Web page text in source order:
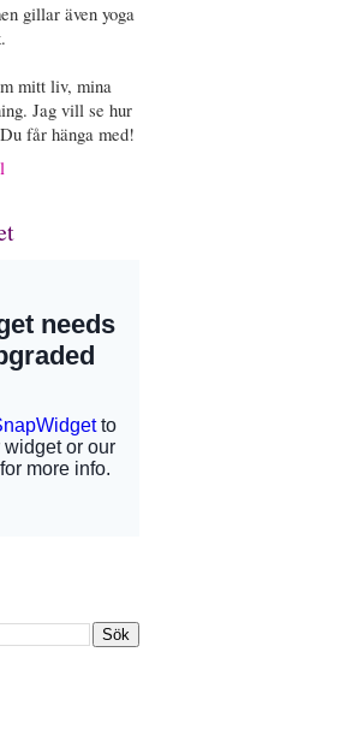
gillar även yoga
mitt liv, mina
Jag vill se hur
får hänga med!